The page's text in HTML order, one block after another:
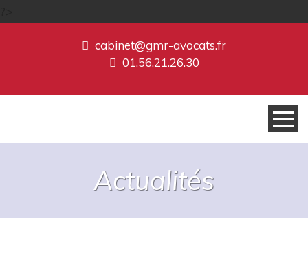
cabinet@gmr-avocats.fr
01.56.21.26.30
Actualités